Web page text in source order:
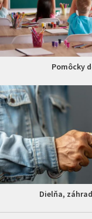
Pomôcky
Dielňa,